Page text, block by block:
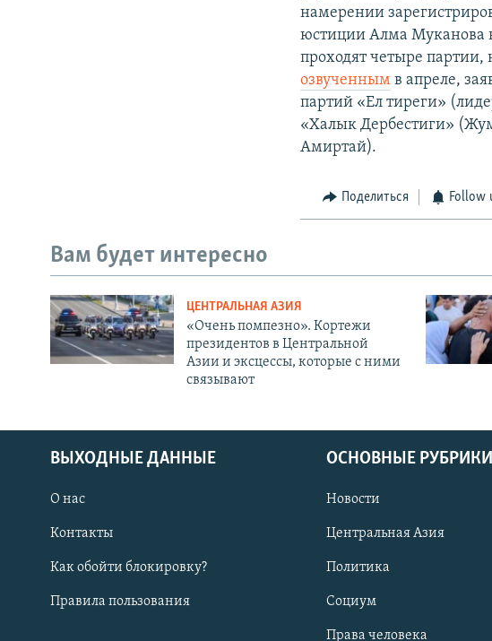
намерении
юстиции Алма Муканова
проходят четыре
озвученным в апреле,
партий «Ел тиреги»
«Халык Дербестиги»
Амиртай).
Поделиться Follow
Вам будет интересно
ЦЕНТРАЛЬНАЯ АЗИЯ
«Очень помпезно». Кортежи
президентов в Центральной
Азии и эксцессы, которые с ними
связывают
ВЫХОДНЫЕ ДАННЫЕ
О нас
Контакты
Как обойти блокировку?
Правила пользования
ОСНОВНЫЕ РУБРИКИ
Новости
Центральная Азия
Политика
Социум
Права человека